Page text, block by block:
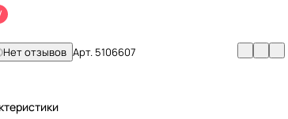
Нет отзывов Арт. 5106607